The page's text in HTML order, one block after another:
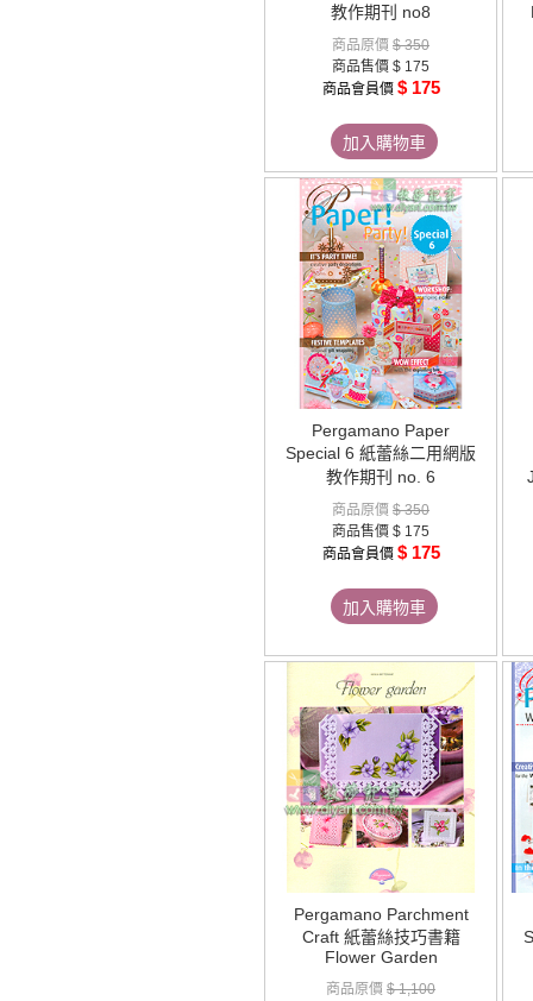
教作期刊 no8
商品原價 $ 350
商品售價 $ 175
商品會員價 $ 175
加入購物車
Pergamano Paper
Special 6 紙蕾絲二用網版
教作期刊 no. 6
商品原價 $ 350
商品售價 $ 175
商品會員價 $ 175
加入購物車
Pergamano Parchment
Craft 紙蕾絲技巧書籍
Flower Garden
商品原價 $ 1,100